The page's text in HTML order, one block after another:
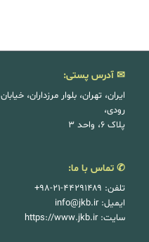
✉ آدرس پستی:
ایران، تهران، بلوار مرزداران،
رودی،
پلاک ۶، واحد ۳
✆ تماس با ما:
تلفن: ۴۴۲۹۱۴۸۹-۲۱-۹۸+
ایمیل:info@jkb.ir
سایت:https://www.jkb.ir